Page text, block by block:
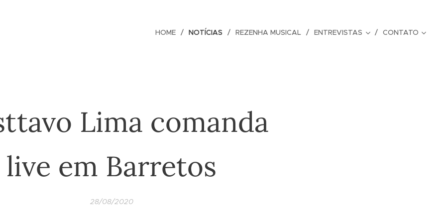
HOME NOTÍCIAS REZENHA MUSICAL ENTREVISTAS CONTATO
Lima comanda
live em Barretos
28/08/2020